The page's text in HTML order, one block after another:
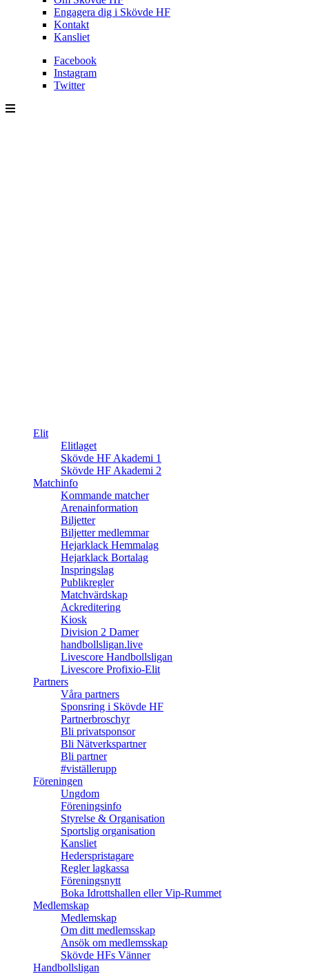
Engagera dig i Skövde HF
Kontakt
Kansliet
Facebook
Instagram
Twitter
Elit
Elitlaget
Skövde HF Akademi 1
Skövde HF Akademi 2
Matchinfo
Kommande matcher
Arenainformation
Biljetter
Biljetter medlemmar
Hejarklack Hemmalag
Hejarklack Bortalag
Inspringslag
Publikregler
Matchvärdskap
Ackreditering
Kiosk
Division 2 Damer
handbollsligan.live
Livescore Handbollsligan
Livescore Profixio-Elit
Partners
Våra partners
Sponsring i Skövde HF
Partnerbroschyr
Bli privatsponsor
Bli Nätverkspartner
Bli partner
#viställerupp
Föreningen
Ungdom
Föreningsinfo
Styrelse & Organisation
Sportslig organisation
Kansliet
Hederspristagare
Regler lagkassa
Föreningsnytt
Boka Idrottshallen eller Vip-Rummet
Medlemskap
Medlemskap
Om ditt medlemsskap
Ansök om medlemsskap
Skövde HFs Vänner
Handbollsligan